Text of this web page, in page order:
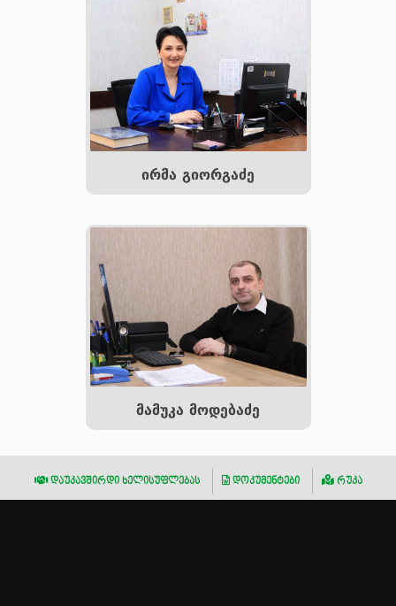
ირმა გიორგაძე
მამუკა მოდებაძე
დაუკავშირდი ხელისუფლებას დოკუმენტები რუკა